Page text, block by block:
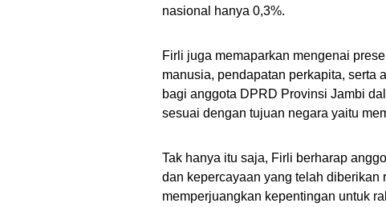
nasional hanya 0,3%.
Firli juga memaparkan mengenai
manusia, pendapatan perkapita, serta
bagi anggota DPRD Provinsi Jambi
sesuai dengan tujuan negara yaitu
Tak hanya itu saja, Firli berharap
dan kepercayaan yang telah
memperjuangkan kepentingan untuk